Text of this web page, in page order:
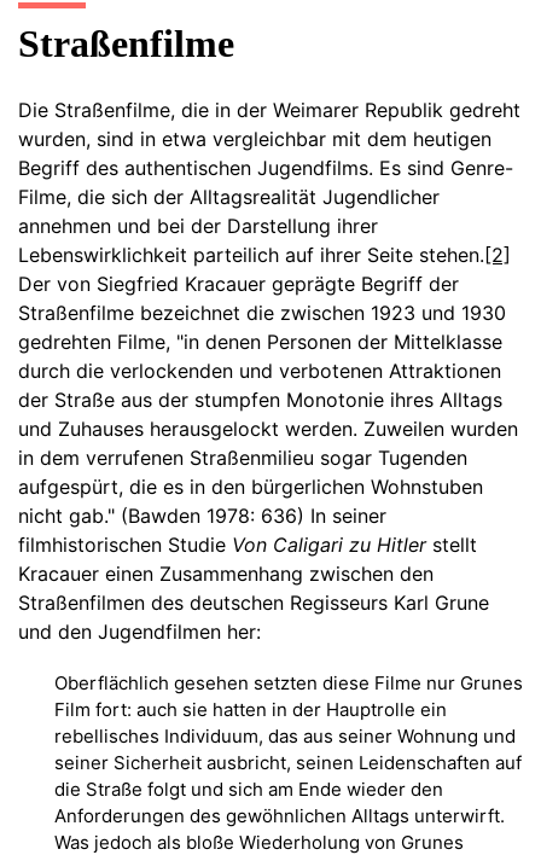
Straßenfilme
Die Straßenfilme, die in der Weimarer Republik gedreht
wurden, sind in etwa vergleichbar mit dem heutigen
Begriff des authentischen Jugendfilms. Es sind Genre-
Filme, die sich der Alltagsrealität Jugendlicher
annehmen und bei der Darstellung ihrer
Lebenswirklichkeit parteilich auf ihrer Seite stehen. [2]
Der von Siegfried Kracauer geprägte Begriff der
Straßenfilme bezeichnet die zwischen 1923 und 1930
gedrehten Filme, "in denen Personen der Mittelklasse
durch die verlockenden und verbotenen Attraktionen
der Straße aus der stumpfen Monotonie ihres Alltags
und Zuhauses herausgelockt werden. Zuweilen wurden
in dem verrufenen Straßenmilieu sogar Tugenden
aufgespürt, die es in den bürgerlichen Wohnstuben
nicht gab." (Bawden 1978: 636) In seiner
filmhistorischen Studie Von Caligari zu Hitlerstellt
Kracauer einen Zusammenhang zwischen den
Straßenfilmen des deutschen Regisseurs Karl Grune
und den Jugendfilmen her:
Oberflächlich gesehen setzten diese Filme nur Grunes
Film fort: auch sie hatten in der Hauptrolle ein
rebellisches Individuum, das aus seiner Wohnung und
seiner Sicherheit ausbricht, seinen Leidenschaften auf
die Straße folgt und sich am Ende wieder den
Anforderungen des gewöhnlichen Alltags unterwirft.
Was jedoch als bloße Wiederholung von Grunes